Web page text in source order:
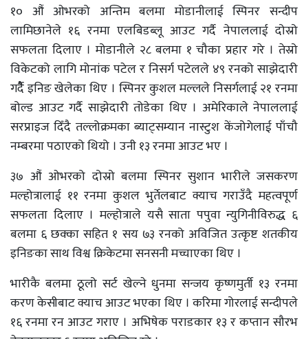
१० औं ओभरको अन्तिम बलमा मोडानीलाई स्पिनर सन्दीप
लामिछानेले १६ रनमा एलबिडब्लू आउट गर्दै नेपाललाई दोस्रो
सफलता दिलाए । मोडानीले २८ बलमा १ चौका प्रहार गरे । तेस्रो
विकेटको लागि मोनांक पटेल र निसर्ग पटेलले ४९ रनको साझेदारी
गर्दैै इनिङ खेलेका थिए । स्पिनर कुशल मल्लले निसर्गलाई २१ रनमा
बोल्ड आउट गर्दै साझेदारी तोडेका थिए । अमेरिकाले नेपाललाई
सरप्राइज दिँदै तल्लोक्रमका ब्याट्सम्यान नास्टुश केंजोगेलाई पाँचौ
नम्बरमा पठाएको थियो । उनी १३ रनमा आउट भए ।
३७ औं ओभरको दोस्रो बलमा स्पिनर सुशान भारीले जसकरण
मल्होत्रालाई ११ रनमा कुशल भुर्तेलबाट क्याच गराउँदै महत्वपूर्ण
सफलता दिलाए । मल्होत्राले यसै साता पपुवा न्युगिनीविरुद्ध ६
बलमा ६ छक्का सहित १ सय ७३ रनको अविजित उत्कृष्ट शतकीय
इनिङका साथ विश्व क्रिकेटमा सनसनी मच्चाएका थिए ।
भारीकै बलमा ठूलो सर्ट खेल्ने धुनमा सन्जय कृष्णमुर्ती १३ रनमा
करण केसीबाट क्याच आउट भएका थिए । करिमा गोरलाई सन्दीपले
१६ रनमा रन आउट गराए । अभिषेक पराडकार १३ र कप्तान सौरभ